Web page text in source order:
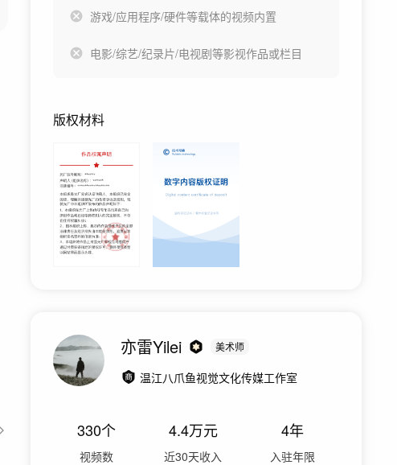
游戏/应用程序/硬件等载体的视频内置
电影/综艺/纪录片/电视剧等影视作品或栏目
版权材料
亦雷Yilei 美术师
温江八爪鱼视觉文化传媒工作室
330个
视频数
4.4万元
近30天收入
4年
入驻年限